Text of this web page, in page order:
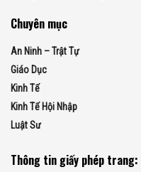
Chuyên mục
An Ninh – Trật Tự
Giáo Dục
Kinh Tế
Kinh Tế Hội Nhập
Luật Sư
Thông tin giấy phép trang: